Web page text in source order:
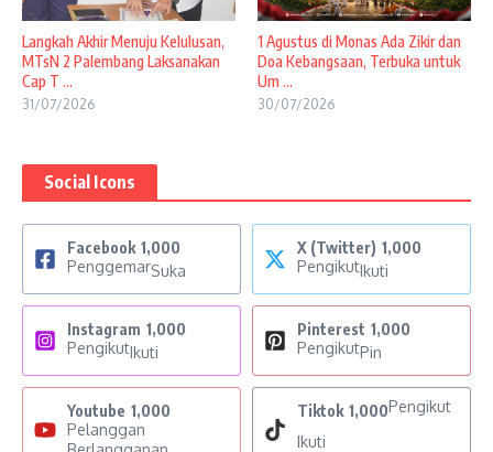
Langkah Akhir Menuju Kelulusan,
MTsN 2 Palembang Laksanakan
Cap T ...
31/07/2026
1 Agustus di Monas Ada Zikir dan
Doa Kebangsaan, Terbuka untuk
Um ...
30/07/2026
Social Icons
Facebook 1,000
PenggemarSuka
X (Twitter) 1,000
PengikutIkuti
Instagram 1,000
PengikutIkuti
Pinterest 1,000
PengikutPin
Youtube 1,000
Pelanggan
Tiktok 1,000Pengikut
Ikuti